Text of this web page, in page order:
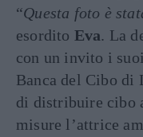
“Questa foto è
esordito Eva. La
con un invito i
Banca del Cibo di
di distribuire cibo
misure l’attrice